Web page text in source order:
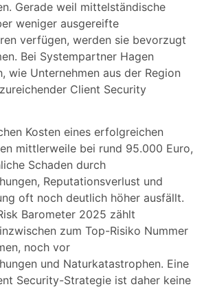
Gerade weil mittelständische
weniger ausgereifte
verfügen, werden sie bevorzugt
Bei Systempartner Hagen
wie Unternehmen aus der Region
Client Security
Kosten eines erfolgreichen
mittlerweile bei rund 95.000 Euro,
Schaden durch
Reputationsverlust und
oft noch deutlich höher ausfällt.
Barometer 2025 zählt
zum Top-Risiko Nummer
noch vor
und Naturkatastrophen. Eine
Security-Strategie ist daher keine